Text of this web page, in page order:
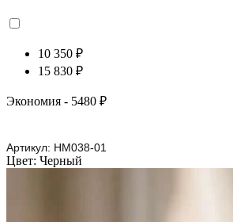
10 350 ₽
15 830 ₽
Экономия - 5480 ₽
Артикул: HM038-01
Цвет: Черный